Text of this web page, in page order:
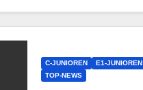
C-JUNIOREN E1-JUNIOREN
TOP-NEWS